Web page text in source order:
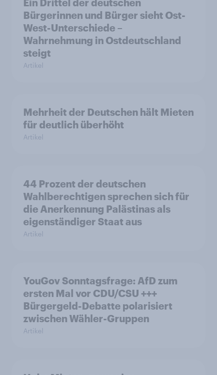
Ein Drittel der deutschen
Bürgerinnen und Bürger sieht Ost-
West-Unterschiede –
Wahrnehmung in Ostdeutschland
steigt
Artikel
Mehrheit der Deutschen hält Mieten
für deutlich überhöht
Artikel
44 Prozent der deutschen
Wahlberechtigen sprechen sich für
die Anerkennung Palästinas als
eigenständiger Staat aus
Artikel
YouGov Sonntagsfrage: AfD zum
ersten Mal vor CDU/CSU +++
Bürgergeld-Debatte polarisiert
zwischen Wähler-Gruppen
Artikel